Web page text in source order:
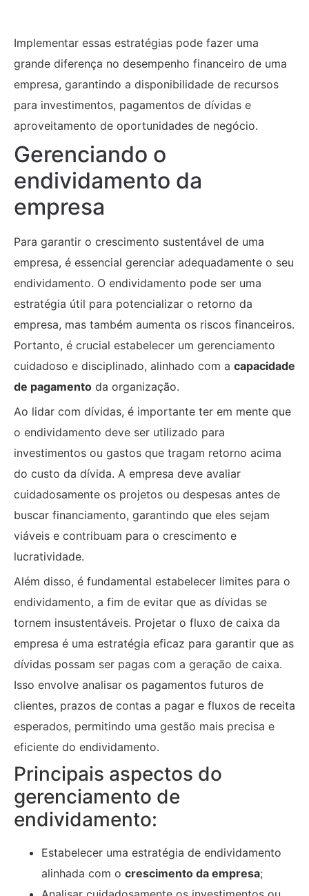
Implementar essas estratégias pode fazer uma
grande diferença no desempenho financeiro de uma
empresa, garantindo a disponibilidade de recursos
para investimentos, pagamentos de dívidas e
aproveitamento de oportunidades de negócio.
Gerenciando o
endividamento da
empresa
Para garantir o crescimento sustentável de uma
empresa, é essencial gerenciar adequadamente o seu
endividamento. O endividamento pode ser uma
estratégia útil para potencializar o retorno da
empresa, mas também aumenta os riscos financeiros.
Portanto, é crucial estabelecer um gerenciamento
cuidadoso e disciplinado, alinhado com a capacidade
de pagamento da organização.
Ao lidar com dívidas, é importante ter em mente que
o endividamento deve ser utilizado para
investimentos ou gastos que tragam retorno acima
do custo da dívida. A empresa deve avaliar
cuidadosamente os projetos ou despesas antes de
buscar financiamento, garantindo que eles sejam
viáveis e contribuam para o crescimento e
lucratividade.
Além disso, é fundamental estabelecer limites para o
endividamento, a fim de evitar que as dívidas se
tornem insustentáveis. Projetar o fluxo de caixa da
empresa é uma estratégia eficaz para garantir que as
dívidas possam ser pagas com a geração de caixa.
Isso envolve analisar os pagamentos futuros de
clientes, prazos de contas a pagar e fluxos de receita
esperados, permitindo uma gestão mais precisa e
eficiente do endividamento.
Principais aspectos do
gerenciamento de
endividamento:
Estabelecer uma estratégia de endividamento
alinhada com o crescimento da empresa;